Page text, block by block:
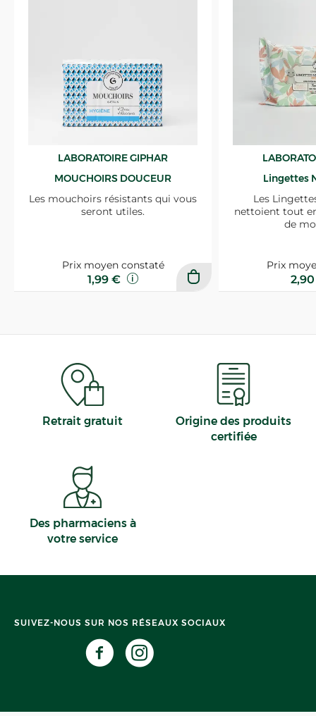
LABORATOIRE GIPHAR
MOUCHOIRS DOUCEUR
Les mouchoirs résistants qui vous
seront utiles.
Prix moyen constaté
1,99 €
Lingettes
Les
nettoient tout
de
Prix
Retrait gratuit
Origine des produits
certifiée
Des pharmaciens à
votre service
SUIVEZ-NOUS SUR NOS RÉSEAUX SOCIAUX